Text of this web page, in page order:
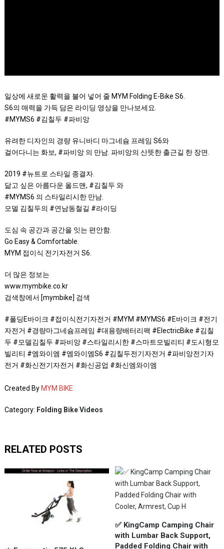
일상에 새로운 활력을 불어 넣어 줄 MYM Folding E-Bike S6.
S6의 매력을 가득 담은 라이딩 영상을 만나보세요.
#MYMS6 #김칠두 #파비앙
유려한 디자인의 경량 유니바디 마그네슘 프레임 S6와
걸어다니는 화보, #파비앙 의 만남. 파비앙의 산뜻한 출근길 한 장면.
2019 #뉴트로 스타일 종결자.
닮고 싶은 아름다운 올드맨, #김칠두 와
#MYMS6 의 스타일리시한 만남.
모델 김칠두의 #연남동철길 #라이딩
도심 속 공간과 공간을 잇는 편안함.
Go Easy & Comfortable.
MYM 접이식 전기자전거 S6.
더 많은 정보는
www.mymbike.co.kr
검색창에서 [mymbike] 검색
#폴딩E바이크 #접이식전기자전거 #MYM #MYMS6 #E바이크 #전기
자전거 #경량마그네슘프레임 #대용량배터리팩 #ElectricBike #김칠
두 #모델김칠두 #파비앙 #스타일리시한 #스마트모빌리티 #도시형모
빌리티 #엠와이엠 #엠와이엠S6 #김칠두전기자전거 #파비앙전기자
전거 #화신전기자전거 #화신공업 #화신엠와이엠
Created By MYM BIKE
Category: Folding Bike Videos
RELATED POSTS
✅ KingCamp Camping Chair
with Lumbar Back Support,
Padded Folding Chair with